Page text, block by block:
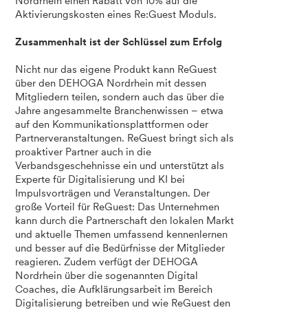
Aktivierungskosten eines Re:Guest Moduls.
Zusammenhalt ist der Schlüssel zum Erfolg
Nicht nur das eigene Produkt kann ReGuest
über den DEHOGA Nordrhein mit dessen
Mitgliedern teilen, sondern auch das über die
Jahre angesammelte Branchenwissen – etwa
auf den Kommunikationsplattformen oder
Partnerveranstaltungen. ReGuest bringt sich als
proaktiver Partner auch in die
Verbandsgeschehnisse ein und unterstützt als
Experte für Digitalisierung und KI bei
Impulsvorträgen und Veranstaltungen. Der
große Vorteil für ReGuest: Das Unternehmen
kann durch die Partnerschaft den lokalen Markt
und aktuelle Themen umfassend kennenlernen
und besser auf die Bedürfnisse der Mitglieder
reagieren. Zudem verfügt der DEHOGA
Nordrhein über die sogenannten Digital
Coaches, die Aufklärungsarbeit im Bereich
Digitalisierung betreiben und wie ReGuest den